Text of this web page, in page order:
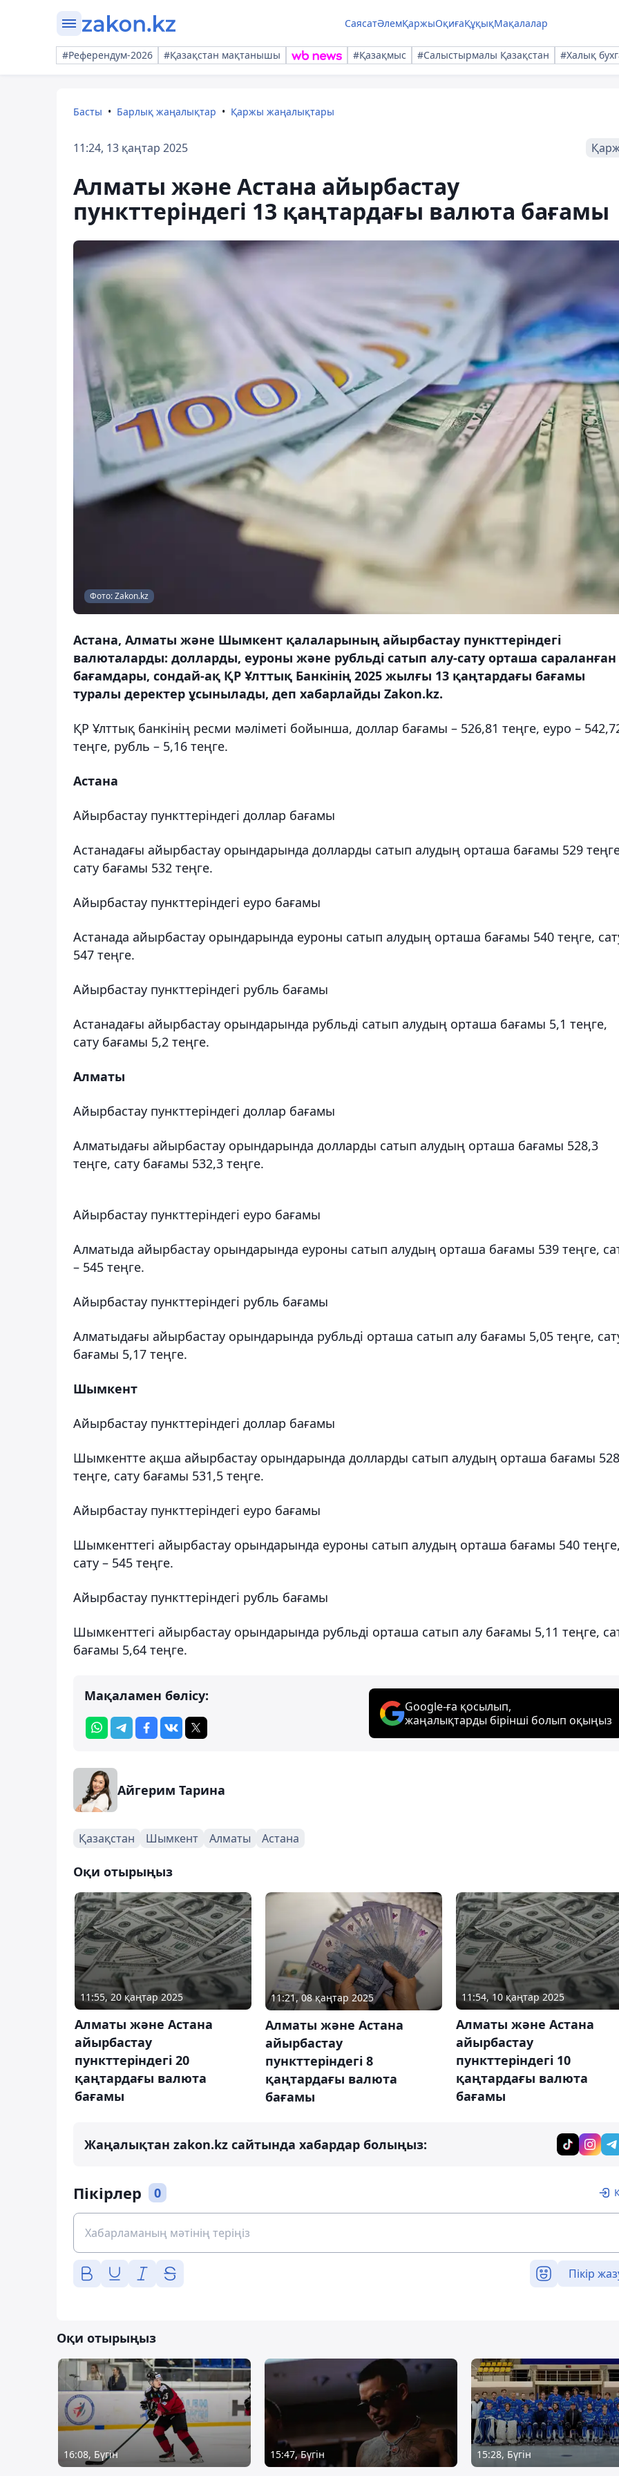
СаясатӘлемҚаржыОқиғаҚұқықМақалалар
#Референдум-2026 #Қазақстан мақтанышы #Қазақмыс #Салыстырмалы Қазақстан #Халық
Басты Барлық жаңалықтар Қаржы жаңалықтары
11:24, 13 қаңтар 2025
Алматы және Астана айырбастау
пункттеріндегі 13 қаңтардағы валюта бағамы
Фото: Zakon.kz
Астана, Алматы және Шымкент қалаларының айырбастау пункттеріндегі
валюталарды: долларды, еуроны және рубльді сатып алу-сату орташа сараланған
бағамдары, сондай-ақ ҚР Ұлттық Банкінің 2025 жылғы 13 қаңтардағы бағамы
туралы деректер ұсынылады, деп хабарлайды Zakon.kz.
ҚР Ұлттық банкінің ресми мәліметі бойынша, доллар бағамы – 526,81 теңге, еуро –
теңге, рубль – 5,16 теңге.
Астана
Айырбастау пункттеріндегі доллар бағамы
Астанадағы айырбастау орындарында долларды сатып алудың орташа бағамы 529
сату бағамы 532 теңге.
Айырбастау пункттеріндегі еуро бағамы
Астанада айырбастау орындарында еуроны сатып алудың орташа бағамы 540 теңге,
547 теңге.
Айырбастау пункттеріндегі рубль бағамы
Астанадағы айырбастау орындарында рубльді сатып алудың орташа бағамы 5,1 теңге,
сату бағамы 5,2 теңге.
Алматы
Айырбастау пункттеріндегі доллар бағамы
Алматыдағы айырбастау орындарында долларды сатып алудың орташа бағамы 528,3
теңге, сату бағамы 532,3 теңге.
Айырбастау пункттеріндегі еуро бағамы
Алматыда айырбастау орындарында еуроны сатып алудың орташа бағамы 539 теңге,
– 545 теңге.
Айырбастау пункттеріндегі рубль бағамы
Алматыдағы айырбастау орындарында рубльді орташа сатып алу бағамы 5,05 теңге,
бағамы 5,17 теңге.
Шымкент
Айырбастау пункттеріндегі доллар бағамы
Шымкентте ақша айырбастау орындарында долларды сатып алудың орташа бағамы
теңге, сату бағамы 531,5 теңге.
Айырбастау пункттеріндегі еуро бағамы
Шымкенттегі айырбастау орындарында еуроны сатып алудың орташа бағамы 540
сату – 545 теңге.
Айырбастау пункттеріндегі рубль бағамы
Шымкенттегі айырбастау орындарында рубльді орташа сатып алу бағамы 5,11 теңге,
бағамы 5,64 теңге.
Мақаламен бөлісу:
Google-ға қосылып,
жаңалықтарды бірінші болып оқыңыз
Айгерим Тарина
Қазақстан Шымкент Алматы Астана
Оқи отырыңыз
11:55, 20 қаңтар 2025
Алматы және Астана
айырбастау
пункттеріндегі 20
қаңтардағы валюта
бағамы
11:21, 08 қаңтар 2025
Алматы және Астана
айырбастау
пункттеріндегі 8
қаңтардағы валюта
бағамы
11:54, 10 қаңтар 2025
Алматы және Астана
айырбастау
пункттеріндегі 10
қаңтардағы валюта
бағамы
Жаңалықтан zakon.kz сайтында хабардар болыңыз:
Пікірлер 0
Пікір
Оқи отырыңыз
16:08, Бүгін 15:47, Бүгін 15:28, Бүгін